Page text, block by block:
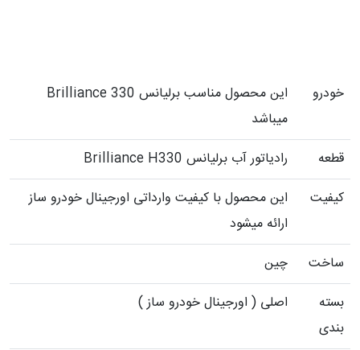
خودرو
این محصول مناسب برلیانس Brilliance 330
میباشد
قطعه
رادیاتور آب برلیانس Brilliance H330
کیفیت
این محصول با کیفیت وارداتی اورجینال خودرو ساز
ارائه میشود
ساخت
چین
بسته
بندی
اصلی ( اورجینال خودرو ساز )